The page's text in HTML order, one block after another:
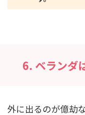
6. ベランダ
外に出るのが億劫な